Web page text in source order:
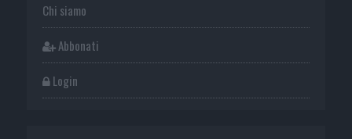
Chi siamo
Abbonati
Login